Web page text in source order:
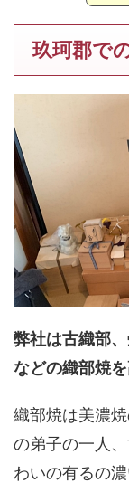
玖珂郡で
弊社は古織部
などの織部焼を
織部焼は美濃
の弟子の一人
わいの有るの